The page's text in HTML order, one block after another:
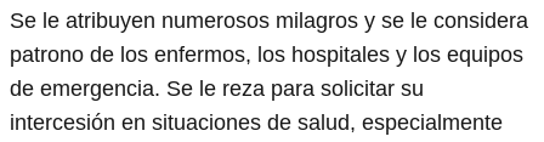
Se le atribuyen numerosos milagros y se le considera
patrono de los enfermos, los hospitales y los equipos
de emergencia. Se le reza para solicitar su
intercesión en situaciones de salud, especialmente